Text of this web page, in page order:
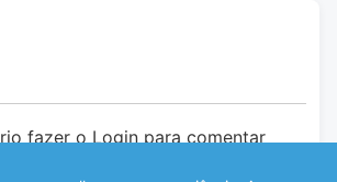
fazer o Login para comentar